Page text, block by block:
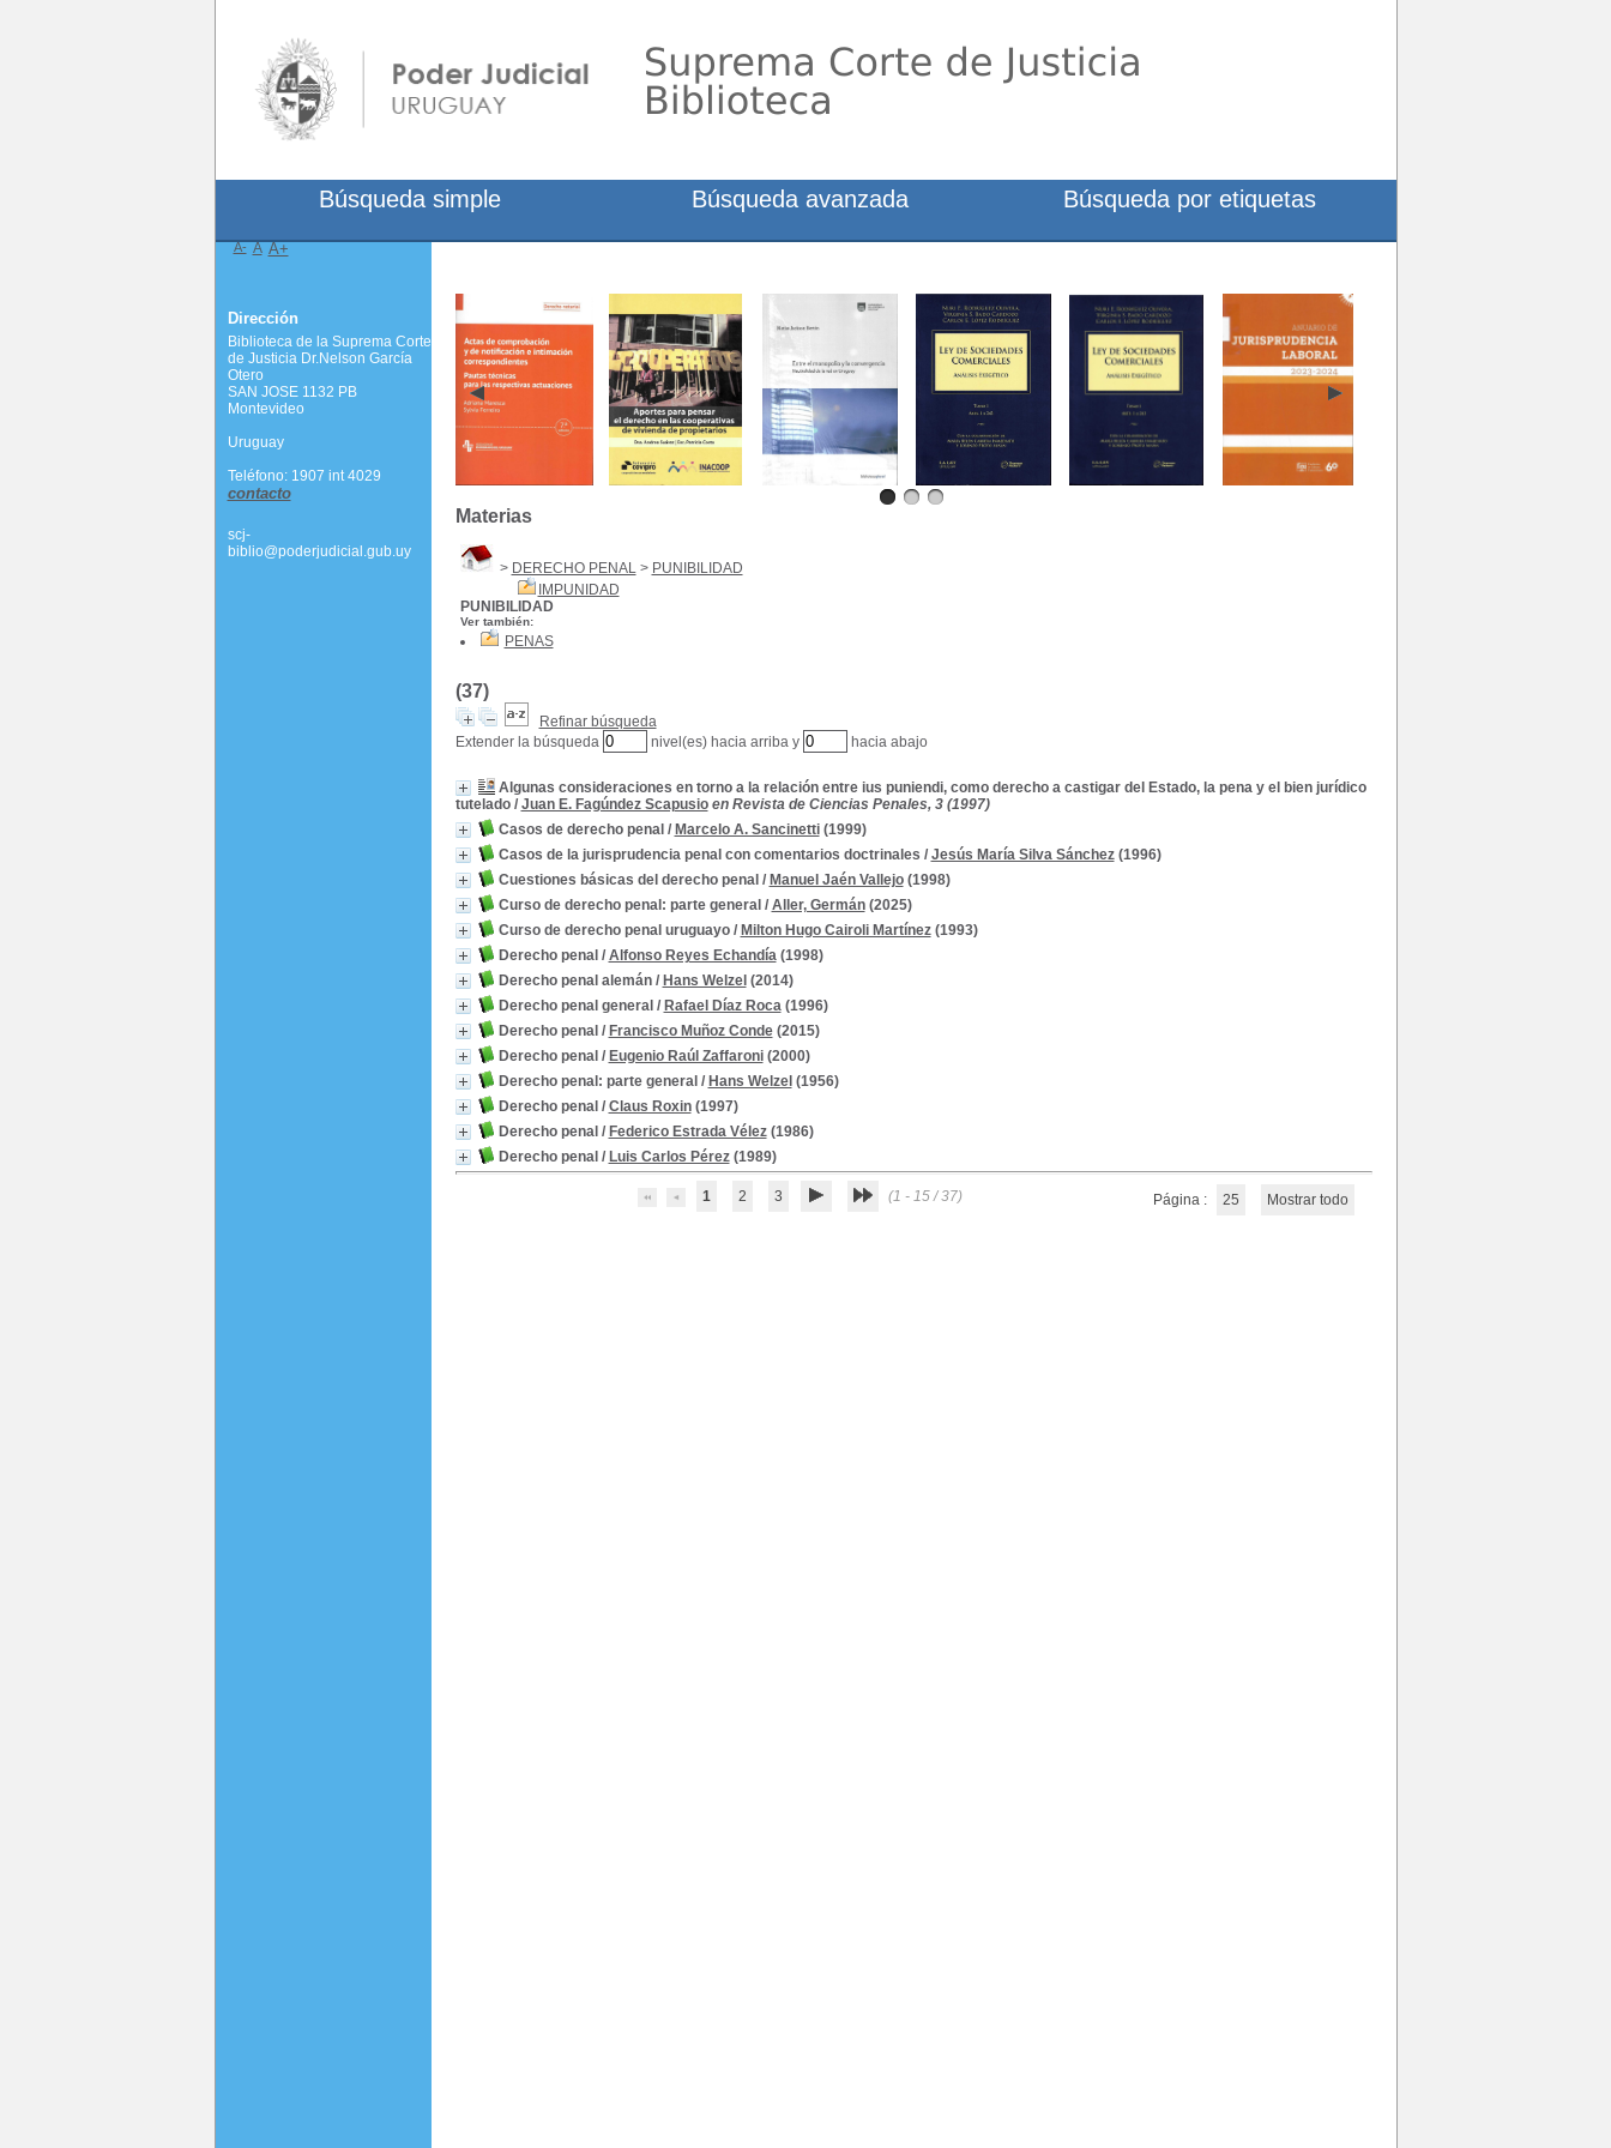
Materias
> DERECHO PENAL> PUNIBILIDAD
IMPUNIDAD
PUNIBILIDAD
Ver también:
PENAS
(37)
Refinar búsqueda
Extender la búsqueda
nivel(es) hacia arriba y hacia abajo
Algunas consideraciones en torno a la relación entre ius puniendi, como derecho a castigar del Estado, la pena y el bien jurídico
tutelado/ Juan E. Fagúndez Scapusio en Revista de Ciencias Penales, 3 (1997)
Casos de derecho penal / Marcelo A. Sancinetti(1999)
Casos de la jurisprudencia penal con comentarios doctrinales / Jesús María Silva Sánchez(1996)
Cuestiones básicas del derecho penal / Manuel Jaén Vallejo(1998)
Curso de derecho penal: parte general / Aller, Germán(2025)
Curso de derecho penal uruguayo/ Milton Hugo Cairoli Martínez(1993)
Derecho penal / Alfonso Reyes Echandía(1998)
Derecho penal alemán/ Hans Welzel (2014)
Derecho penal general / Rafael Díaz Roca(1996)
Derecho penal / Francisco Muñoz Conde(2015)
Derecho penal / Eugenio Raúl Zaffaroni(2000)
Derecho penal: parte general / Hans Welzel (1956)
Derecho penal / Claus Roxin(1997)
Derecho penal / Federico Estrada Vélez(1986)
Derecho penal / Luis Carlos Pérez(1989)
1 2 3 (1 - 15 / 37) Página : 25 Mostrar todo
Búsqueda simple Búsqueda avanzada Búsqueda por etiquetas
A- A A+
Dirección
Biblioteca de la Suprema Corte
de Justicia Dr.Nelson García
Otero
SAN JOSE 1132 PB
Montevideo
Uruguay
Teléfono: 1907 int 4029
contacto
scj-
biblio@poderjudicial.gub.uy